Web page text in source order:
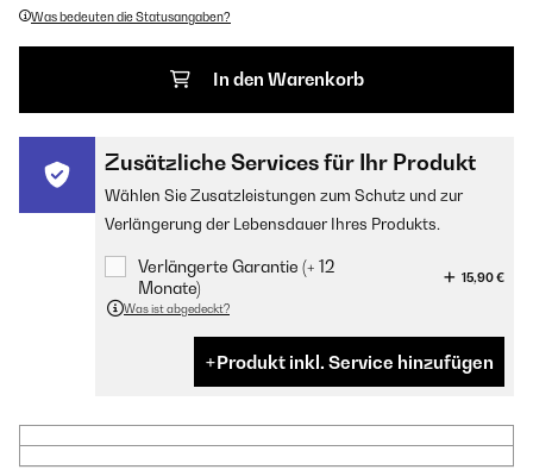
Was bedeuten die Statusangaben?
In den Warenkorb
Zusätzliche Services für Ihr Produkt
Wählen Sie Zusatzleistungen zum Schutz und zur
Verlängerung der Lebensdauer Ihres Produkts.
Verlängerte Garantie (+ 12
Monate)
15,90 €
Was ist abgedeckt?
Produkt inkl. Service hinzufügen